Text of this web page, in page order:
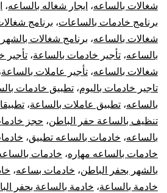
شغالات بالساعه، ايجار شغاله بالساعه،
برنامج خادمات بالساعات، برنامج
شغالات بالساعه، برنامج شغالات بالشهر
بالساعه، تأجير خادمات بالساعة، تأجير
شغالات بالساعه، تأجير عاملات بالساعة
تاجير خادمات باليوم، تطبيق خادمات
بالساعه، تطبيق عاملات بالساعة،
تنظيف بالساعة حفر الباطن، حجز
بالساعه، خادمات بالساعه تطبيق،
خادمات بالساعه مهاره، خادمات
بالشهر بحفر الباطن، خادمات بساعه،
خادمة بالساعة، خادمة بالساعة بحفر